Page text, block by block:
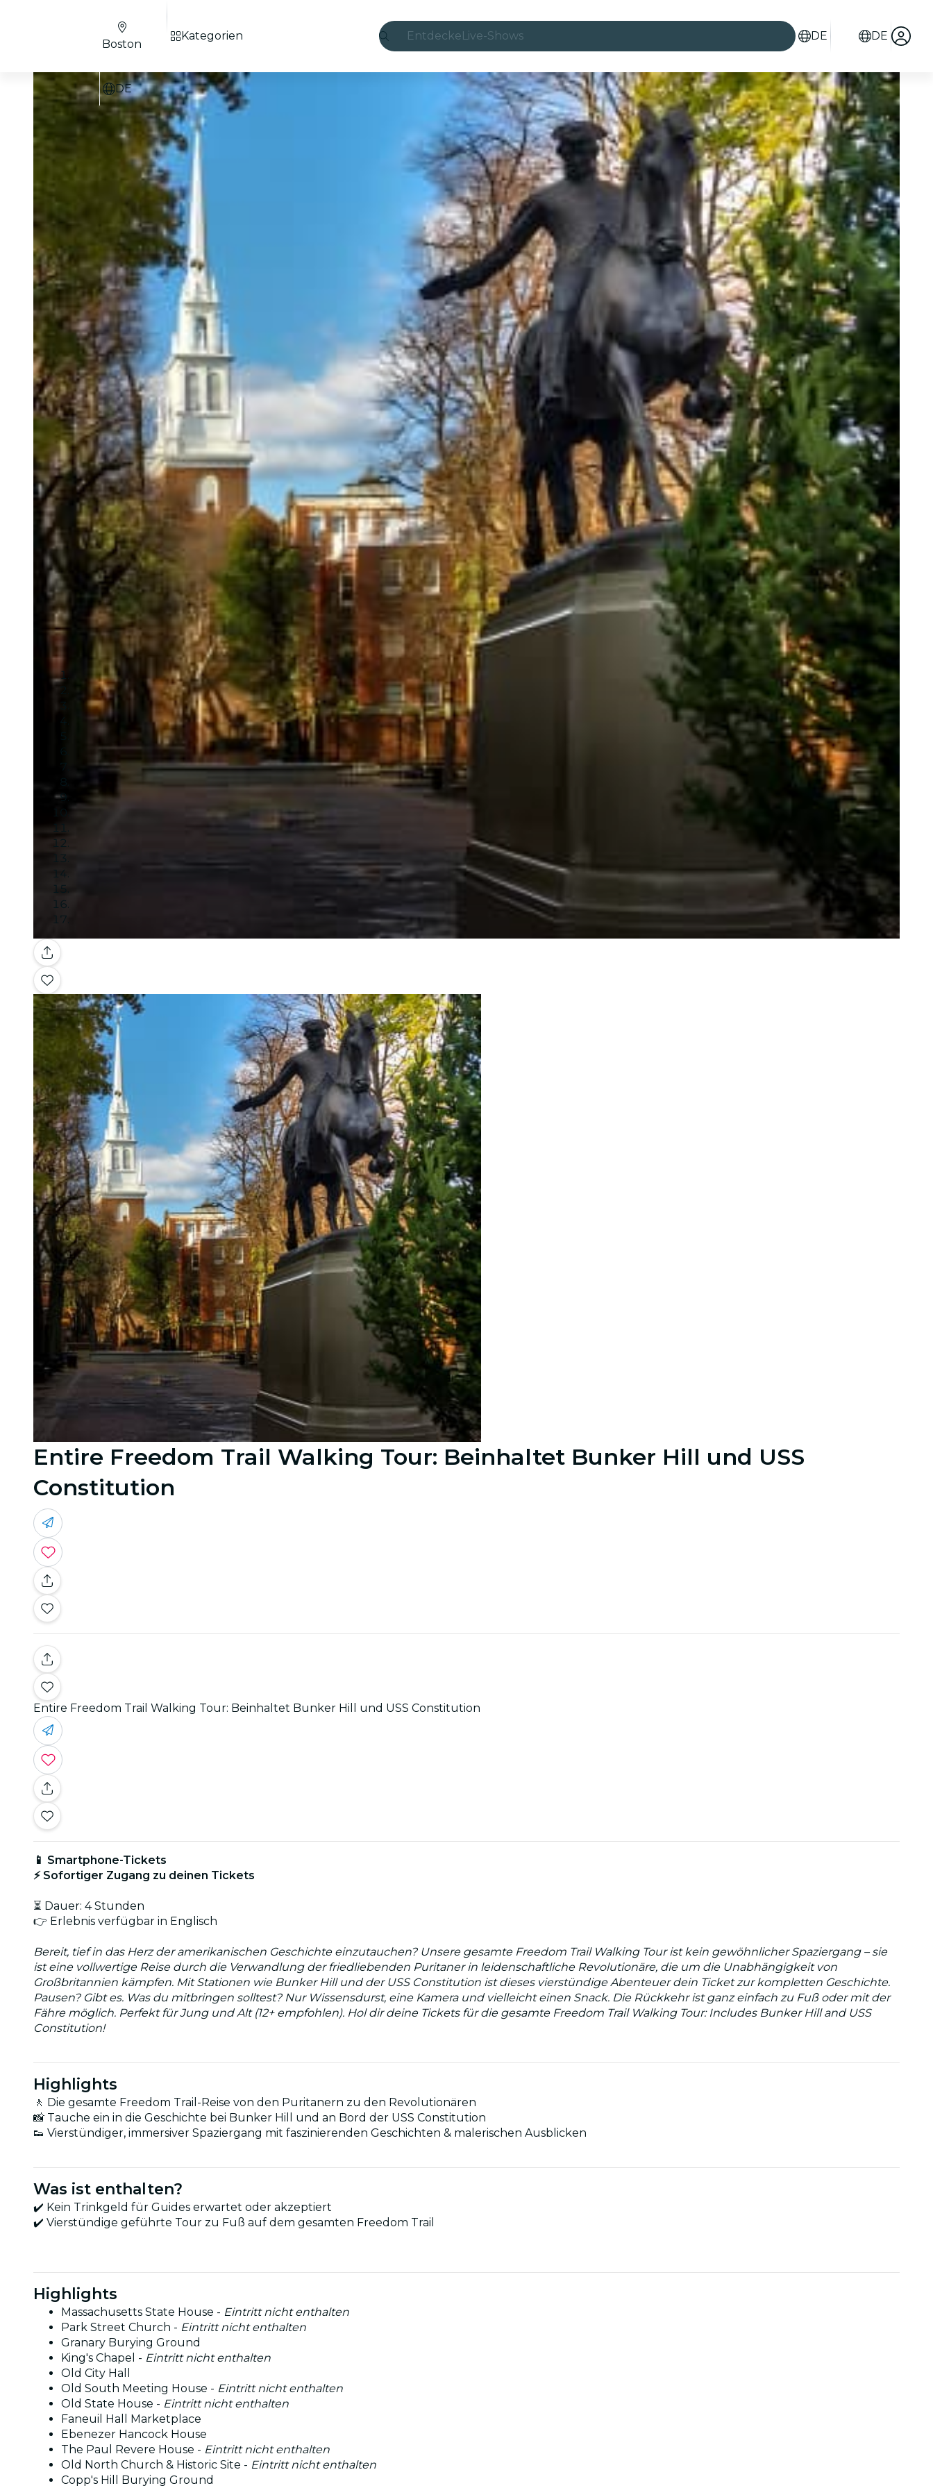
EntdeckeLive-Shows
Candlelight
London
Erlebnisse und Städte
São Paulo
Seoul
Stadttouren
Konzerte
Restaurants
Kino
DE DE
Boston
DE
Kategorien
Galerie
Entire Freedom Trail Walking Tour: Beinhaltet Bunker Hill und USS
Constitution
Entire Freedom Trail Walking Tour: Beinhaltet Bunker Hill und USS Constitution
📱 Smartphone-Tickets
⚡ Sofortiger Zugang zu deinen Tickets
⏳ Dauer: 4 Stunden
👉 Erlebnis verfügbar in Englisch
Bereit, tief in das Herz der amerikanischen Geschichte einzutauchen? Unsere gesamte Freedom Trail Walking Tour ist kein gewöhnlicher Spaziergang – sie
ist eine vollwertige Reise durch die Verwandlung der friedliebenden Puritaner in leidenschaftliche Revolutionäre, die um die Unabhängigkeit von
Großbritannien kämpfen. Mit Stationen wie Bunker Hill und der USS Constitution ist dieses vierstündige Abenteuer dein Ticket zur kompletten Geschichte.
Pausen? Gibt es. Was du mitbringen solltest? Nur Wissensdurst, eine Kamera und vielleicht einen Snack. Die Rückkehr ist ganz einfach zu Fuß oder mit der
Fähre möglich. Perfekt für Jung und Alt (12+ empfohlen). Hol dir deine Tickets für die gesamte Freedom Trail Walking Tour: Includes Bunker Hill and USS
Constitution!
Highlights
🚶 Die gesamte Freedom Trail-Reise von den Puritanern zu den Revolutionären
📸 Tauche ein in die Geschichte bei Bunker Hill und an Bord der USS Constitution
👟 Vierstündiger, immersiver Spaziergang mit faszinierenden Geschichten & malerischen Ausblicken
Was ist enthalten?
✔️ Kein Trinkgeld für Guides erwartet oder akzeptiert
✔️ Vierstündige geführte Tour zu Fuß auf dem gesamten Freedom Trail
Highlights
Massachusetts State House - Eintritt nicht enthalten
Park Street Church - Eintritt nicht enthalten
Granary Burying Ground
King's Chapel - Eintritt nicht enthalten
Old City Hall
Old South Meeting House - Eintritt nicht enthalten
Old State House - Eintritt nicht enthalten
Faneuil Hall Marketplace
Ebenezer Hancock House
The Paul Revere House - Eintritt nicht enthalten
Old North Church & Historic Site - Eintritt nicht enthalten
Copp's Hill Burying Ground